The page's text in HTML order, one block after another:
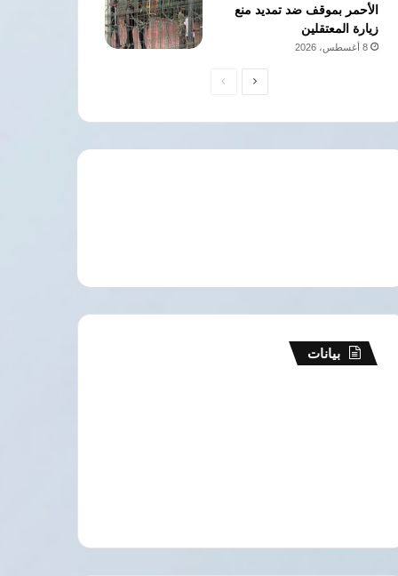
الأحمر بموقف ضد تمديد منع
زيارة المعتقلين
8 أغسطس، 2026
الصفحةالصفحة
بيانات